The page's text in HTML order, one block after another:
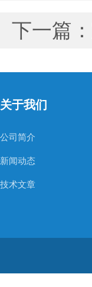
下一篇：
关于我们
公司简介
新闻动态
技术文章